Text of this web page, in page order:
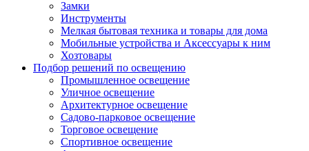
Замки
Инструменты
Мелкая бытовая техника и товары для дома
Мобильные устройства и Аксессуары к ним
Хозтовары
Подбор решений по освещению
Промышленное освещение
Уличное освещение
Архитектурное освещение
Садово-парковое освещение
Торговое освещение
Спортивное освещение